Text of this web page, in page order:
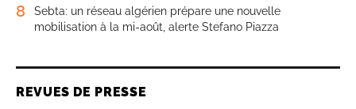
8
Sebta: un réseau algérien prépare une nouvelle
mobilisation à la mi-août, alerte Stefano Piazza
REVUES DE PRESSE